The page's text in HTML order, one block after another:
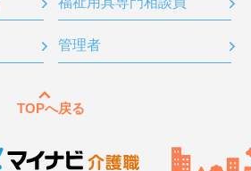
管理者
TOPへ戻る